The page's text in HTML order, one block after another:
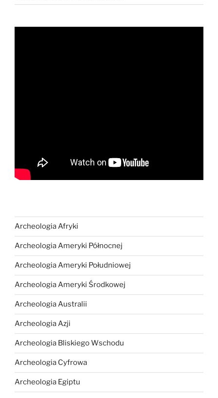
Archeologia Afryki
Archeologia Ameryki Północnej
Archeologia Ameryki Południowej
Archeologia Ameryki Środkowej
Archeologia Australii
Archeologia Azji
Archeologia Bliskiego Wschodu
Archeologia Cyfrowa
Archeologia Egiptu